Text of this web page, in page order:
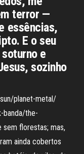
terror —
essências,
E o seu
e
sozinho
planet-metal/
banda/the-
florestas; mas,
ainda cobertos